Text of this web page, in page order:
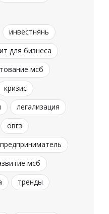
инвестнянь
для бизнеса
мсб
кризис
легализация
овгз
предприниматель
мсб
тренды